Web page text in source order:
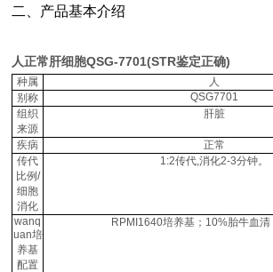
二、产品基本介绍
人正常肝细胞QSG-7701(STR鉴定正确)
种属
人
别称
QSG7701
组织
来源
肝脏
疾病
正常
传代
比例/
细胞
消化
1:2传代,消化2-3分钟。
wanq
uan培
养基
配置
RPMI1640培养基；10%胎牛血